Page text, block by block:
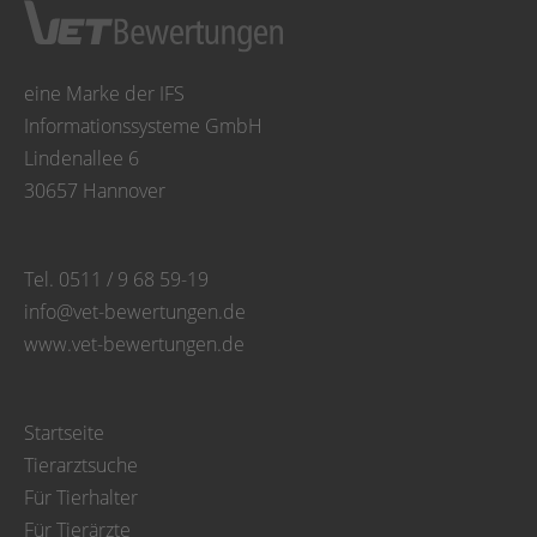
eine Marke der IFS
Informationssysteme GmbH
Lindenallee 6
30657 Hannover
Tel. 0511 / 9 68 59-19
info@vet-bewertungen.de
www.vet-bewertungen.de
Startseite
Tierarztsuche
Für Tierhalter
Für Tierärzte